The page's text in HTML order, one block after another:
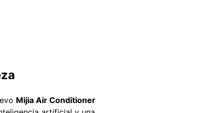
Mijia Air Conditioner